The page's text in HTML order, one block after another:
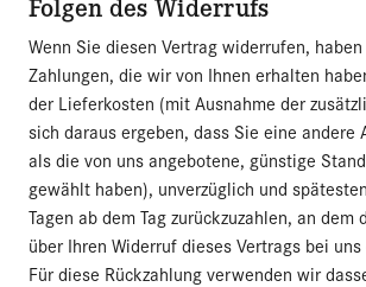
Folgen des Widerrufs
Wenn Sie diesen Vertrag widerrufen,
Zahlungen, die wir von Ihnen erhalten
der Lieferkosten (mit Ausnahme der
sich daraus ergeben, dass Sie eine andere
als die von uns angebotene, günstige
gewählt haben), unverzüglich und
Tagen ab dem Tag zurückzuzahlen, an
über Ihren Widerruf dieses Vertrags bei
Für diese Rückzahlung verwenden wir